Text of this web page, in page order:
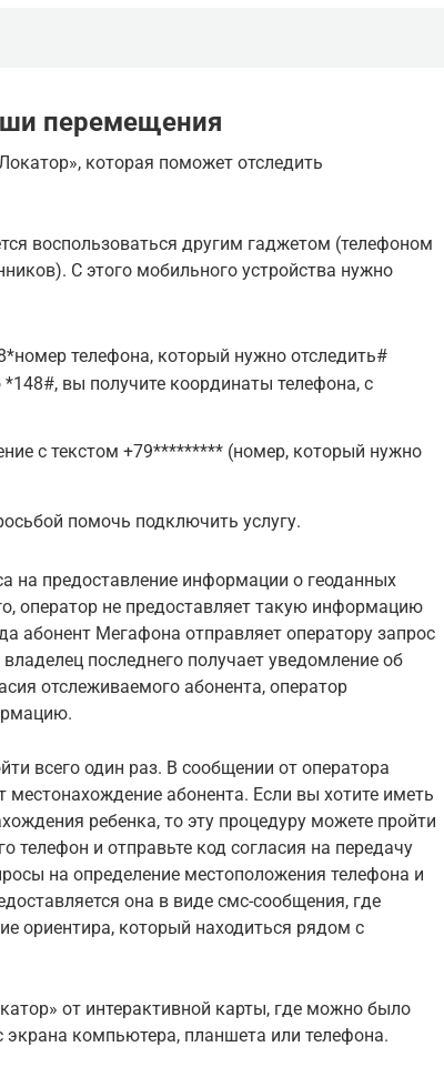
перемещения
которая поможет отследить
воспользоваться другим гаджетом (телефоном
С этого мобильного устройства нужно
телефона, который нужно отследить#
вы получите координаты телефона, с
с текстом +79********* (номер, который нужно
помочь подключить услугу.
на предоставление информации о геоданных
оператор не предоставляет такую информацию
абонент Мегафона отправляет оператору запрос
последнего получает уведомление об
отслеживаемого абонента, оператор
всего один раз. В сообщении от оператора
местонахождение абонента. Если вы хотите иметь
ребенка, то эту процедуру можете пройти
телефон и отправьте код согласия на передачу
на определение местоположения телефона и
она в виде смс-сообщения, где
ориентира, который находиться рядом с
от интерактивной карты, где можно было
экрана компьютера, планшета или телефона.